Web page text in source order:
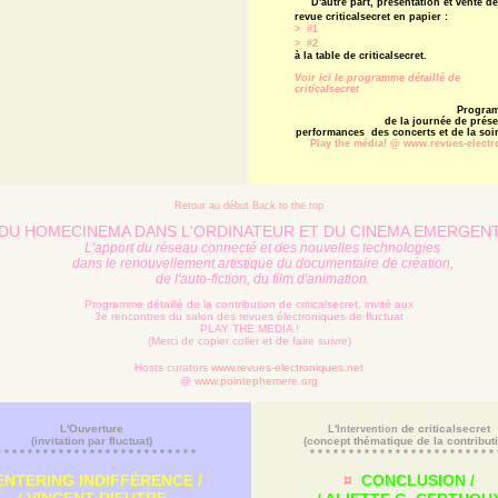
D'autre part, présentation et vente
revue criticalsecret en papier :
> #1
>
#2
à la table de criticalsecret.
Voir ici le programme détaillé de
criticalsecret
de la journée de
performances des concerts et de la
Play the média! @ www.revues-
Retour au début Back to the top
DU HOMECINEMA DANS L'ORDINATEUR ET DU CINEMA
L'apport du réseau connecté et des nouvelles technologies
dans le renouvellement artistique du documentaire de création,
de l'auto-fiction, du film d'animation.
Programme détaillé de la contribution de criticalsecret, invité aux
3e rencontres du salon des revues électroniques de fluctuat
PLAY THE MEDIA !
(Merci de copier coller et de faire suivre)
Hosts curators www.revues-electroniques.net
@ www.pointephemere.org
L'Ouverture
(invitation par fluctuat)
* * * * * * * * * * * * * * * * * * * * * * * * *
INDIFFÉRENCE /
L'Intervention de criticalsecret
(concept thématique de la
* * * * * * * * * * * * * * * * * * * * * * * *
¤ CONCLUSION /